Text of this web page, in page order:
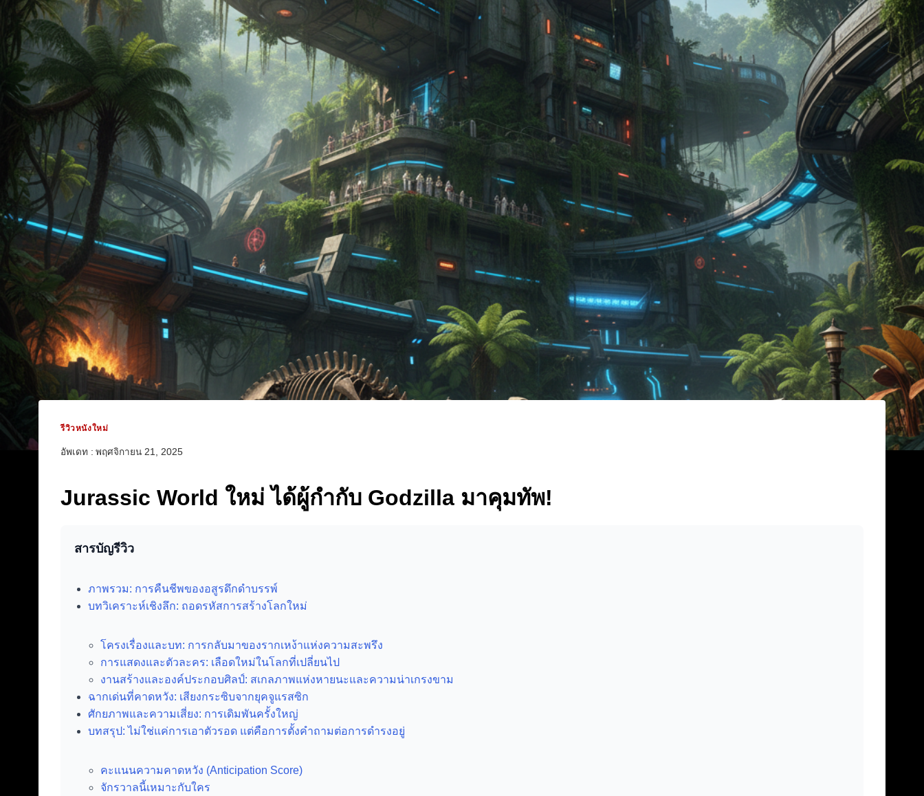
รีวิวหนังใหม่
อัพเดท : พฤศจิกายน 21, 2025
Jurassic World ใหม่ ได้ผู้กำกับ Godzilla มาคุมทัพ!
สารบัญรีวิว
ภาพรวม: การคืนชีพของอสูรดึกดำบรรพ์
บทวิเคราะห์เชิงลึก: ถอดรหัสการสร้างโลกใหม่
โครงเรื่องและบท: การกลับมาของรากเหง้าแห่งความสะพรึง
การแสดงและตัวละคร: เลือดใหม่ในโลกที่เปลี่ยนไป
งานสร้างและองค์ประกอบศิลป์: สเกลภาพแห่งหายนะและความน่าเกรงขาม
ฉากเด่นที่คาดหวัง: เสียงกระซิบจากยุคจูแรสซิก
ศักยภาพและความเสี่ยง: การเดิมพันครั้งใหญ่
บทสรุป: ไม่ใช่แค่การเอาตัวรอด แต่คือการตั้งคำถามต่อการดำรงอยู่
คะแนนความคาดหวัง (Anticipation Score)
จักรวาลนี้เหมาะกับใคร